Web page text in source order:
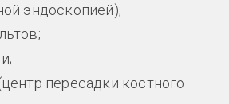
эндоскопией);
пересадки костного